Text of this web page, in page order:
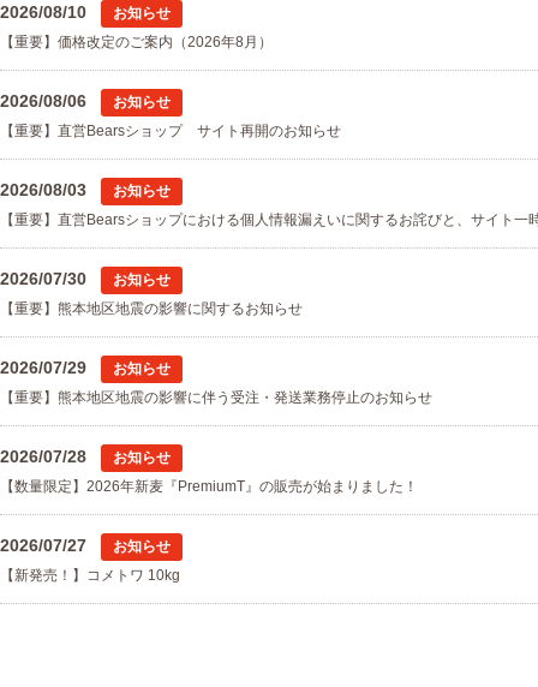
2026/08/10
お知らせ
【重要】価格改定のご案内（2026年8月）
2026/08/06
お知らせ
【重要】直営Bearsショップ サイト再開のお知らせ
2026/08/03
お知らせ
【重要】直営Bearsショップにおける個人情報漏えいに関するお詫びと、サイト一
2026/07/30
お知らせ
【重要】熊本地区地震の影響に関するお知らせ
2026/07/29
お知らせ
【重要】熊本地区地震の影響に伴う受注・発送業務停止のお知らせ
2026/07/28
お知らせ
【数量限定】2026年新麦『PremiumT』の販売が始まりました！
2026/07/27
お知らせ
【新発売！】コメトワ 10kg